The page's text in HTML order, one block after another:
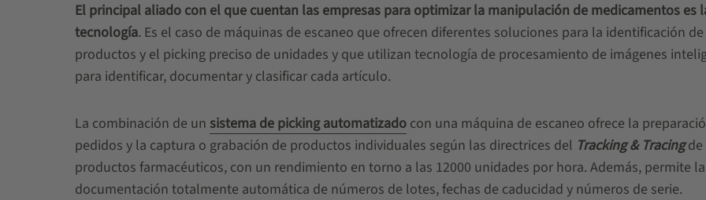
El principal aliado con el que cuentan las empresas para optimizar la manipulación de medicamentos es
tecnología. Es el caso de máquinas de escaneo que ofrecen diferentes soluciones para la identificación de
productos y el picking preciso de unidades y que utilizan tecnología de procesamiento de imágenes
para identificar, documentar y clasificar cada artículo.
La combinación de un sistema de picking automatizadocon una máquina de escaneo ofrece la
pedidos y la captura o grabación de productos individuales según las directrices del Tracking & Tracingde
productos farmacéuticos, con un rendimiento en torno a las 12000 unidades por hora. Además, permite la
documentación totalmente automática de números de lotes, fechas de caducidad y números de serie.